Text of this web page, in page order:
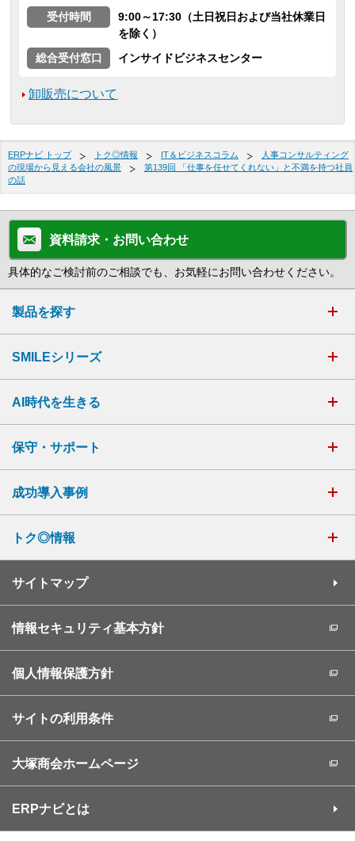
受付時間
9:00～17:30（土日祝日および当社休業日
を除く）
総合受付窓口
インサイドビジネスセンター
卸販売について
ERPナビ トップ トク◎情報 IT＆ビジネスコラム
人事コンサルティング
の現場から見える会社の風景
第139回 「仕事を任せてくれない」と不満を持つ社員
の話
資料請求・お問い合わせ
具体的なご検討前のご相談でも、お気軽にお問い合わせください。
製品を探す
SMILEシリーズ
AI時代を生きる
保守・サポート
成功導入事例
トク◎情報
サイトマップ
情報セキュリティ基本方針
個人情報保護方針
サイトの利用条件
大塚商会ホームページ
ERPナビとは